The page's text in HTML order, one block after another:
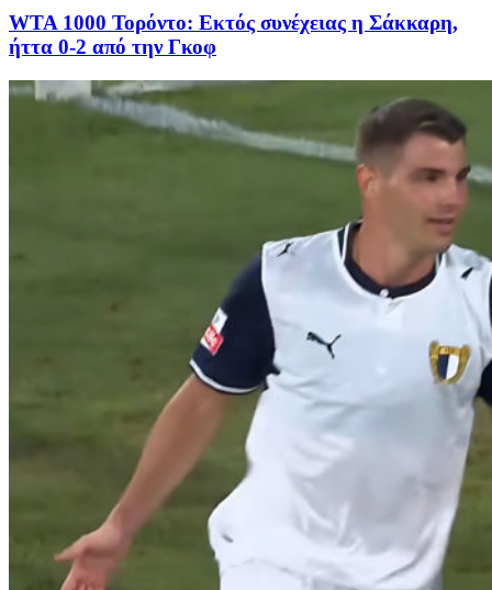
WTA 1000 Τορόντο: Εκτός συνέχειας η Σάκκαρη,
ήττα 0-2 από την Γκοφ